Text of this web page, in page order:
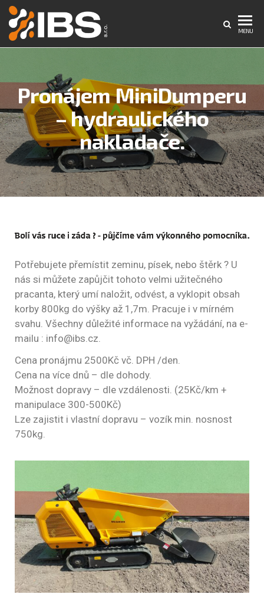
s.r.o.
MENU
Pronájem MiniDumperu
– hydraulického
nakladače.
Potřebujete přemístit zeminu, písek, nebo štěrk ? U
nás si můžete zapůjčit tohoto velmi užitečného
pracanta, který umí naložit, odvést, a vyklopit obsah
korby 800kg do výšky až 1,7m. Pracuje i v mírném
svahu. Všechny důležité informace na vyžádání, na e-
mailu : info@ibs.cz.
Cena pronájmu 2500Kč vč. DPH /den.
Cena na více dnů – dle dohody.
Možnost dopravy – dle vzdálenosti. (25Kč/km +
manipulace 300-500Kč)
Lze zajistit i vlastní dopravu – vozík min. nosnost
750kg.